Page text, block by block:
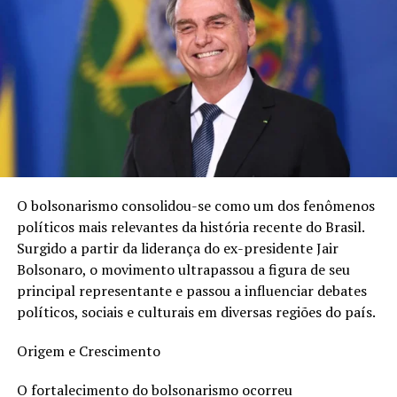
O bolsonarismo consolidou-se como um dos fenômenos
políticos mais relevantes da história recente do Brasil.
Surgido a partir da liderança do ex-presidente Jair
Bolsonaro, o movimento ultrapassou a figura de seu
principal representante e passou a influenciar debates
políticos, sociais e culturais em diversas regiões do país.
Origem e Crescimento
O fortalecimento do bolsonarismo ocorreu